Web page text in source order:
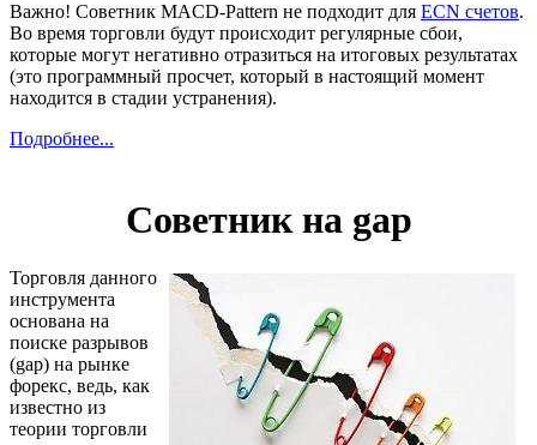
Важно! Советник MACD-Pattern не подходит для ECN счетов.
Во время торговли будут происходит регулярные сбои,
которые могут негативно отразиться на итоговых результатах
(это программный просчет, который в настоящий момент
находится в стадии устранения).
Подробнее...
Советник на gap
Торговля данного
инструмента
основана на
поиске разрывов
(gap) на рынке
форекс, ведь, как
известно из
теории торговли